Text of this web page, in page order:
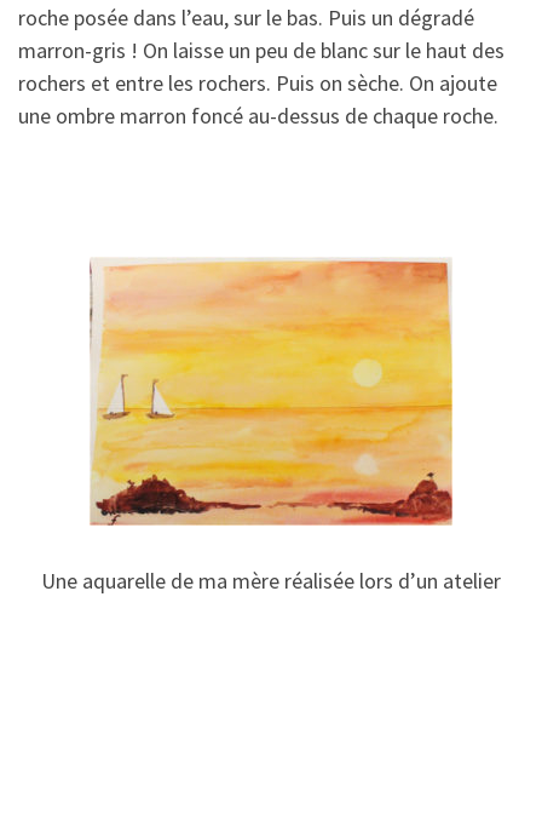
roche posée dans l’eau, sur le bas. Puis un dégradé
marron-gris ! On laisse un peu de blanc sur le haut des
rochers et entre les rochers. Puis on sèche. On ajoute
une ombre marron foncé au-dessus de chaque roche.
Une aquarelle de ma mère réalisée lors d’un atelier